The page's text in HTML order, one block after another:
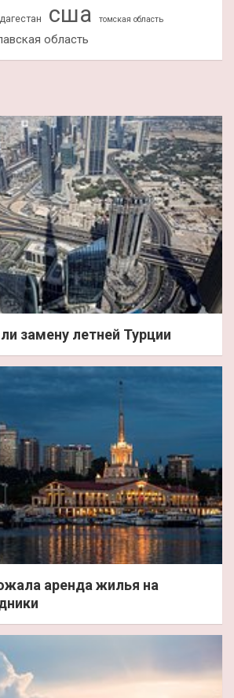
сша томская область
область
замену летней Турции
аренда жилья на